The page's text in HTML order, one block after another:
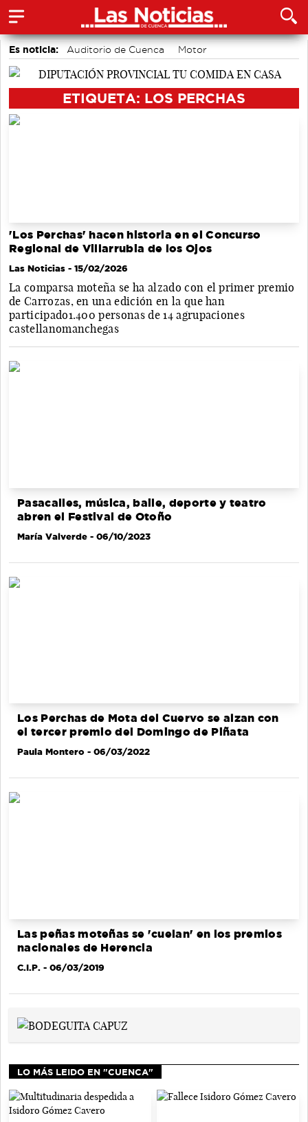
Es noticia: Auditorio de Cuenca
Motor
accidentes laborales
ETIQUETA: LOS PERCHAS
'Los Perchas' hacen historia en el Concurso
Regional de Villarrubia de los Ojos
Las Noticias - 15/02/2026
La comparsa moteña se ha alzado con el primer premio
de Carrozas, en una edición en la que han
participado1.400 personas de 14 agrupaciones
castellanomanchegas
Pasacalles, música, baile, deporte y teatro
abren el Festival de Otoño
María Valverde - 06/10/2023
Los Perchas de Mota del Cuervo se alzan con
el tercer premio del Domingo de Piñata
Paula Montero - 06/03/2022
Las peñas moteñas se 'cuelan' en los premios
nacionales de Herencia
C.I.P. - 06/03/2019
LO MÁS LEIDO EN "CUENCA"